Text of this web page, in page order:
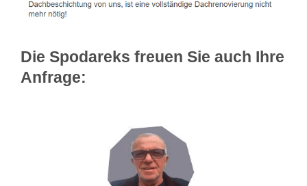
Die Spodareks freuen Sie auch Ihre
Anfrage: